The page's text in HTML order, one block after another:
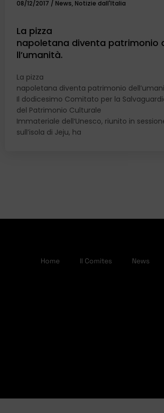
08/12/2017 / News, Notizie dall'Italia
La pizza
napoletana diventa patrimonio
ll’umanità.
La pizza
napoletana diventa patrimonio
Il dodicesimo Comitato per la
del Patrimonio Culturale
Immateriale dell‘Unesco, riunito in
sull’isola di Jeju, ha
Home Il Comites News